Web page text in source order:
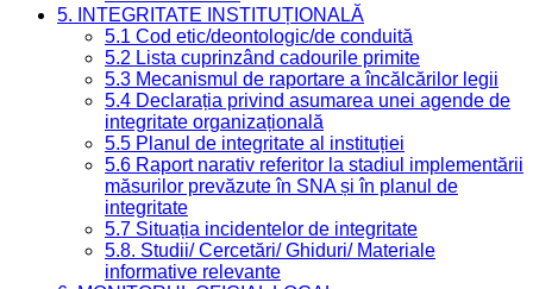
5. INTEGRITATE INSTITUȚIONALĂ
5.1 Cod etic/deontologic/de conduită
5.2 Lista cuprinzând cadourile primite
5.3 Mecanismul de raportare a încălcărilor legii
5.4 Declarația privind asumarea unei agende de
integritate organizațională
5.5 Planul de integritate al instituției
5.6 Raport narativ referitor la stadiul implementării
măsurilor prevăzute în SNA și în planul de
integritate
5.7 Situația incidentelor de integritate
5.8. Studii/ Cercetări/ Ghiduri/ Materiale
informative relevante